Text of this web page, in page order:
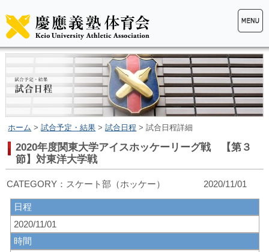
ホーム >試合予定・結果 >試合日程 > 試合日程詳細
2020年度関東大学アイスホッケーリーグ戦 【第３
節】対東洋大学戦
CATEGORY：スケート部（ホッケー） 2020/11/01
日程
2020/11/01
時間